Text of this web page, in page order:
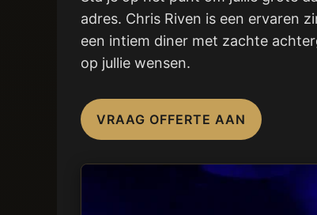
adres. Chris Riven is een ervaren
een intiem diner met zachte
op jullie wensen.
VRAAG OFFERTE AAN